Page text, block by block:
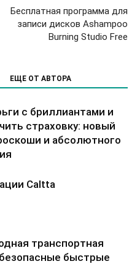
Бесплатная программа для
записи дисков Ashampoo
Burning Studio Free
ЕЩЕ ОТ АВТОРА
с бриллиантами и
страховку: новый
и абсолютного
Caltta
транспортная
быстрые